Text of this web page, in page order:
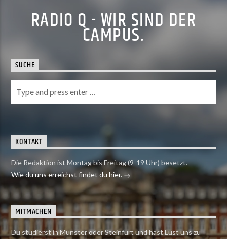
RADIO Q - WIR SIND DER
CAMPUS.
SUCHE
KONTAKT
Die Redaktion ist Montag bis Freitag (9-19 Uhr) besetzt.
Wie du uns erreichst findet du hier.
MITMACHEN
Du studierst in Münster oder Steinfurt und hast Lust uns zu